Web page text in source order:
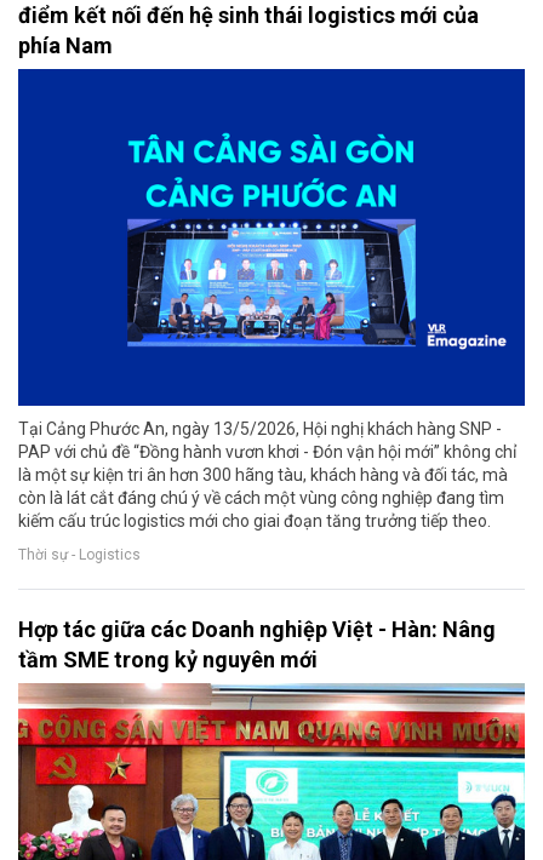
điểm kết nối đến hệ sinh thái logistics mới của
phía Nam
Tại Cảng Phước An, ngày 13/5/2026, Hội nghị khách hàng SNP -
PAP với chủ đề “Đồng hành vươn khơi - Đón vận hội mới” không chỉ
là một sự kiện tri ân hơn 300 hãng tàu, khách hàng và đối tác, mà
còn là lát cắt đáng chú ý về cách một vùng công nghiệp đang tìm
kiếm cấu trúc logistics mới cho giai đoạn tăng trưởng tiếp theo.
Thời sự - Logistics
Hợp tác giữa các Doanh nghiệp Việt - Hàn: Nâng
tầm SME trong kỷ nguyên mới